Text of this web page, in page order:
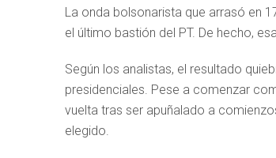
La onda bolsonarista que arrasó en
el último bastión del PT. De hecho,
Según los analistas, el resultado
presidenciales. Pese a comenzar
vuelta tras ser apuñalado a
elegido.